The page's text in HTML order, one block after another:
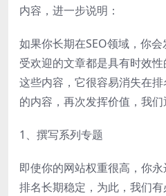
内容，进一步说明：
如果你长期在SEO领域，你
受欢迎的文章都是具有时效
这些内容，它很容易消失在
的内容，再次发挥价值，我们
1、撰写系列专题
即使你的网站权重很高，你
排名长期稳定，为此，我们